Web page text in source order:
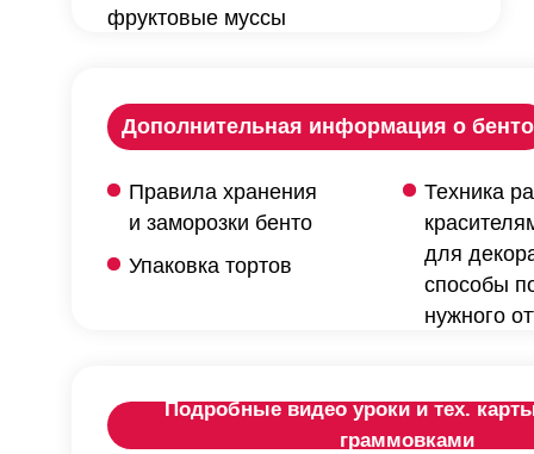
фруктовые муссы
Правила хранения
и заморозки бенто
Упаковка тортов
Техника
для
способы
нужного
Дополнительная информация о бенто
Подробные видео уроки и тех.
граммовками